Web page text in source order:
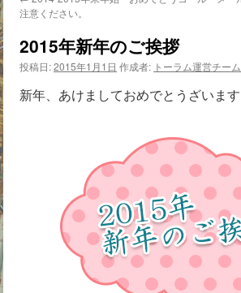
注意ください。
2015年新年のご挨拶
投稿日:2015年1月1日 作成者: トーラム運営チーム
新年、あけましておめでとうざいます